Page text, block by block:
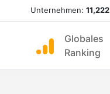
Unternehmen: 11,222
Globales
Ranking